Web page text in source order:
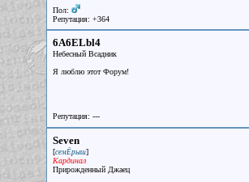
Пол:
Репутация: +364
6A6ELbl4
Небесный Всадник
Я люблю этот Форум!
Репутация: ---
Seven
[семЁрыш]
Кардинал
Прирожденный Джаец